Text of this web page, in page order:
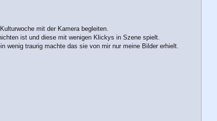
mit der Kamera begleiten.
ist und diese mit wenigen Klickys in Szene spielt.
wenig traurig machte das sie von mir nur meine Bilder erhielt.